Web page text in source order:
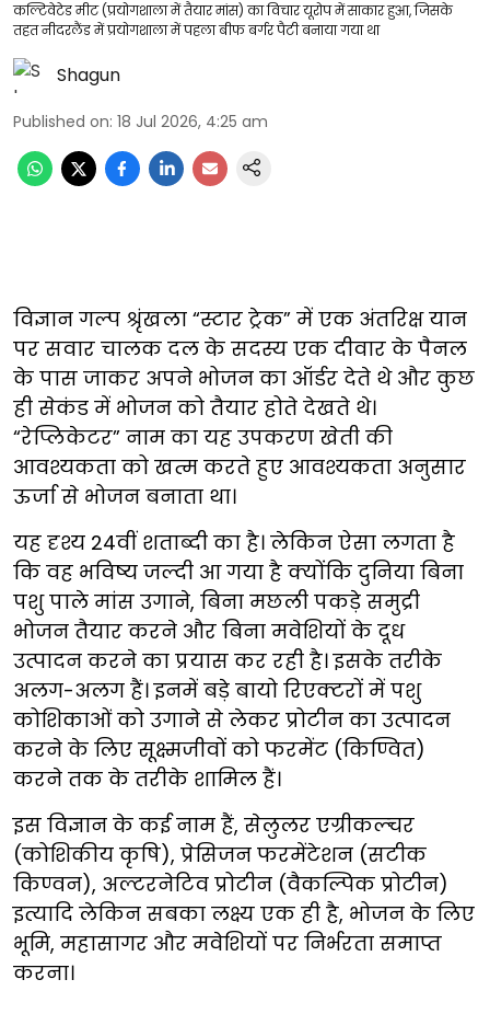
कल्टिवेटेड मीट (प्रयोगशाला में तैयार मांस) का विचार यूरोप में साकार हुआ, जिसके
तहत नीदरलैंड में प्रयोगशाला में पहला बीफ बर्गर पैटी बनाया गया था
Shagun
Published on: 18 Jul 2026, 4:25 am
विज्ञान गल्प श्रृंखला “स्टार ट्रेक” में एक अंतरिक्ष यान
पर सवार चालक दल के सदस्य एक दीवार के पैनल
के पास जाकर अपने भोजन का ऑर्डर देते थे और कुछ
ही सेकंड में भोजन को तैयार होते देखते थे।
“रेप्लिकेटर” नाम का यह उपकरण खेती की
आवश्यकता को खत्म करते हुए आवश्यकता अनुसार
ऊर्जा से भोजन बनाता था।
यह दृश्य 24वीं शताब्दी का है। लेकिन ऐसा लगता है
कि वह भविष्य जल्दी आ गया है क्योंकि दुनिया बिना
पशु पाले मांस उगाने, बिना मछली पकड़े समुद्री
भोजन तैयार करने और बिना मवेशियों के दूध
उत्पादन करने का प्रयास कर रही है। इसके तरीके
अलग-अलग हैं। इनमें बड़े बायो रिएक्टरों में पशु
कोशिकाओं को उगाने से लेकर प्रोटीन का उत्पादन
करने के लिए सूक्ष्मजीवों को फरमेंट (किण्वित)
करने तक के तरीके शामिल हैं।
इस विज्ञान के कई नाम हैं, सेलुलर एग्रीकल्चर
(कोशिकीय कृषि), प्रेसिजन फरमेंटेशन (सटीक
किण्वन), अल्टरनेटिव प्रोटीन (वैकल्पिक प्रोटीन)
इत्यादि लेकिन सबका लक्ष्य एक ही है, भोजन के लिए
भूमि, महासागर और मवेशियों पर निर्भरता समाप्त
करना।